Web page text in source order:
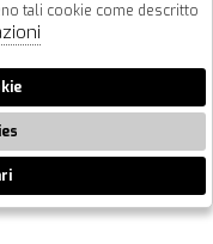
byAteliersocietàgruppo
tali cookie come descritto